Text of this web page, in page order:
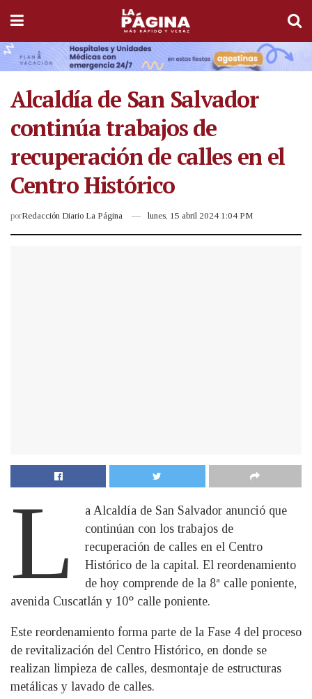
Alcaldía de San Salvador
continúa trabajos de
recuperación de calles en el
Centro Histórico
porRedacción Diario La Página lunes, 15 abril 2024 1:04 PM
L
a Alcaldía de San Salvador anunció que
continúan con los trabajos de
recuperación de calles en el Centro
Histórico de la capital. El reordenamiento
de hoy comprende de la 8ª calle poniente,
avenida Cuscatlán y 10° calle poniente.
Este reordenamiento forma parte de la Fase 4 del proceso
de revitalización del Centro Histórico, en donde se
realizan limpieza de calles, desmontaje de estructuras
metálicas y lavado de calles.